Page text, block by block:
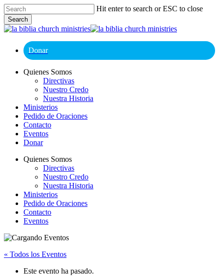
Skip
to
main
content
Hit enter to search or ESC to close
Search
Close
Donar
Menu
Quienes Somos
Directivas
Nuestro Credo
Nuestra Historia
Ministerios
Pedido de Oraciones
Contacto
Eventos
Donar
Quienes Somos
Directivas
Nuestro Credo
Nuestra Historia
Ministerios
Pedido de Oraciones
Contacto
Eventos
« Todos los Eventos
Este evento ha pasado.